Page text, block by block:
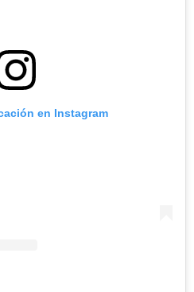
en Instagram